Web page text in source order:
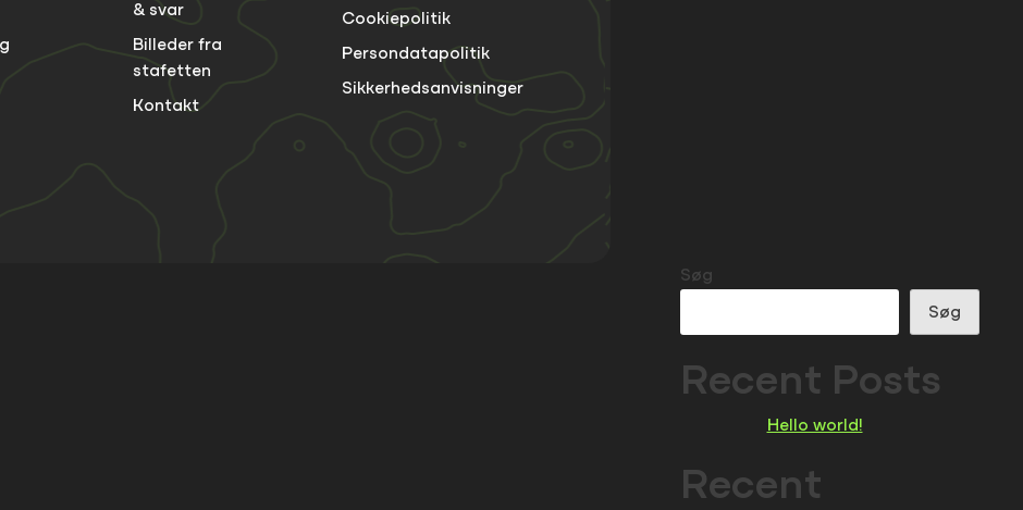
Søg
Søg
Recent Posts
Hello world!
Recent
& svar
Billeder fra
stafetten
Kontakt
Cookiepolitik
Persondatapolitik
Sikkerhedsanvisninger